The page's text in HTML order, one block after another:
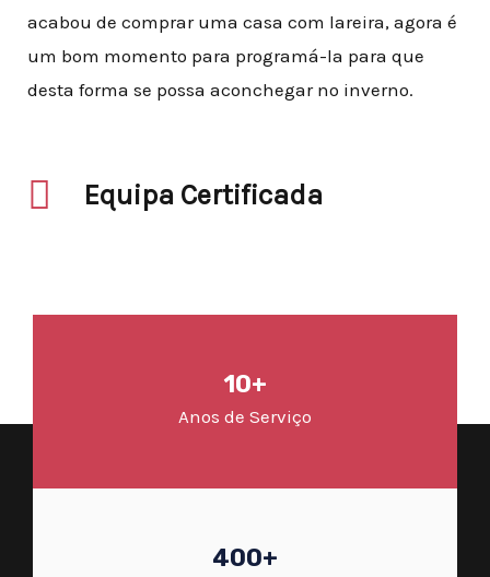
acabou de comprar uma casa com lareira, agora é
um bom momento para programá-la para que
desta forma se possa aconchegar no inverno.
Equipa Certificada
10+
Anos de Serviço
400+